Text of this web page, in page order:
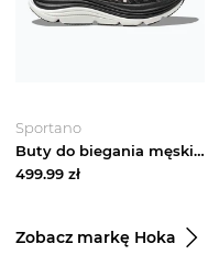
Sportano
Buty do biegania męskie HOKA Gaviota 5 black / white
499.99 zł
Zobacz markę Hoka